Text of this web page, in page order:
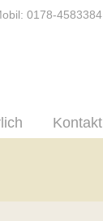
0178-4583384
Kontakt